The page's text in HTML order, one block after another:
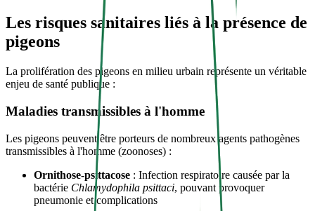
Les risques sanitaires liés à la présence de
pigeons
La prolifération des pigeons en milieu urbain représente un véritable
enjeu de santé publique :
Maladies transmissibles à l'homme
Les pigeons peuvent être porteurs de nombreux agents pathogènes
transmissibles à l'homme (zoonoses) :
Ornithose-psittacose : Infection respiratoire causée par la
bactérie Chlamydophila psittaci, pouvant provoquer
pneumonie et complications